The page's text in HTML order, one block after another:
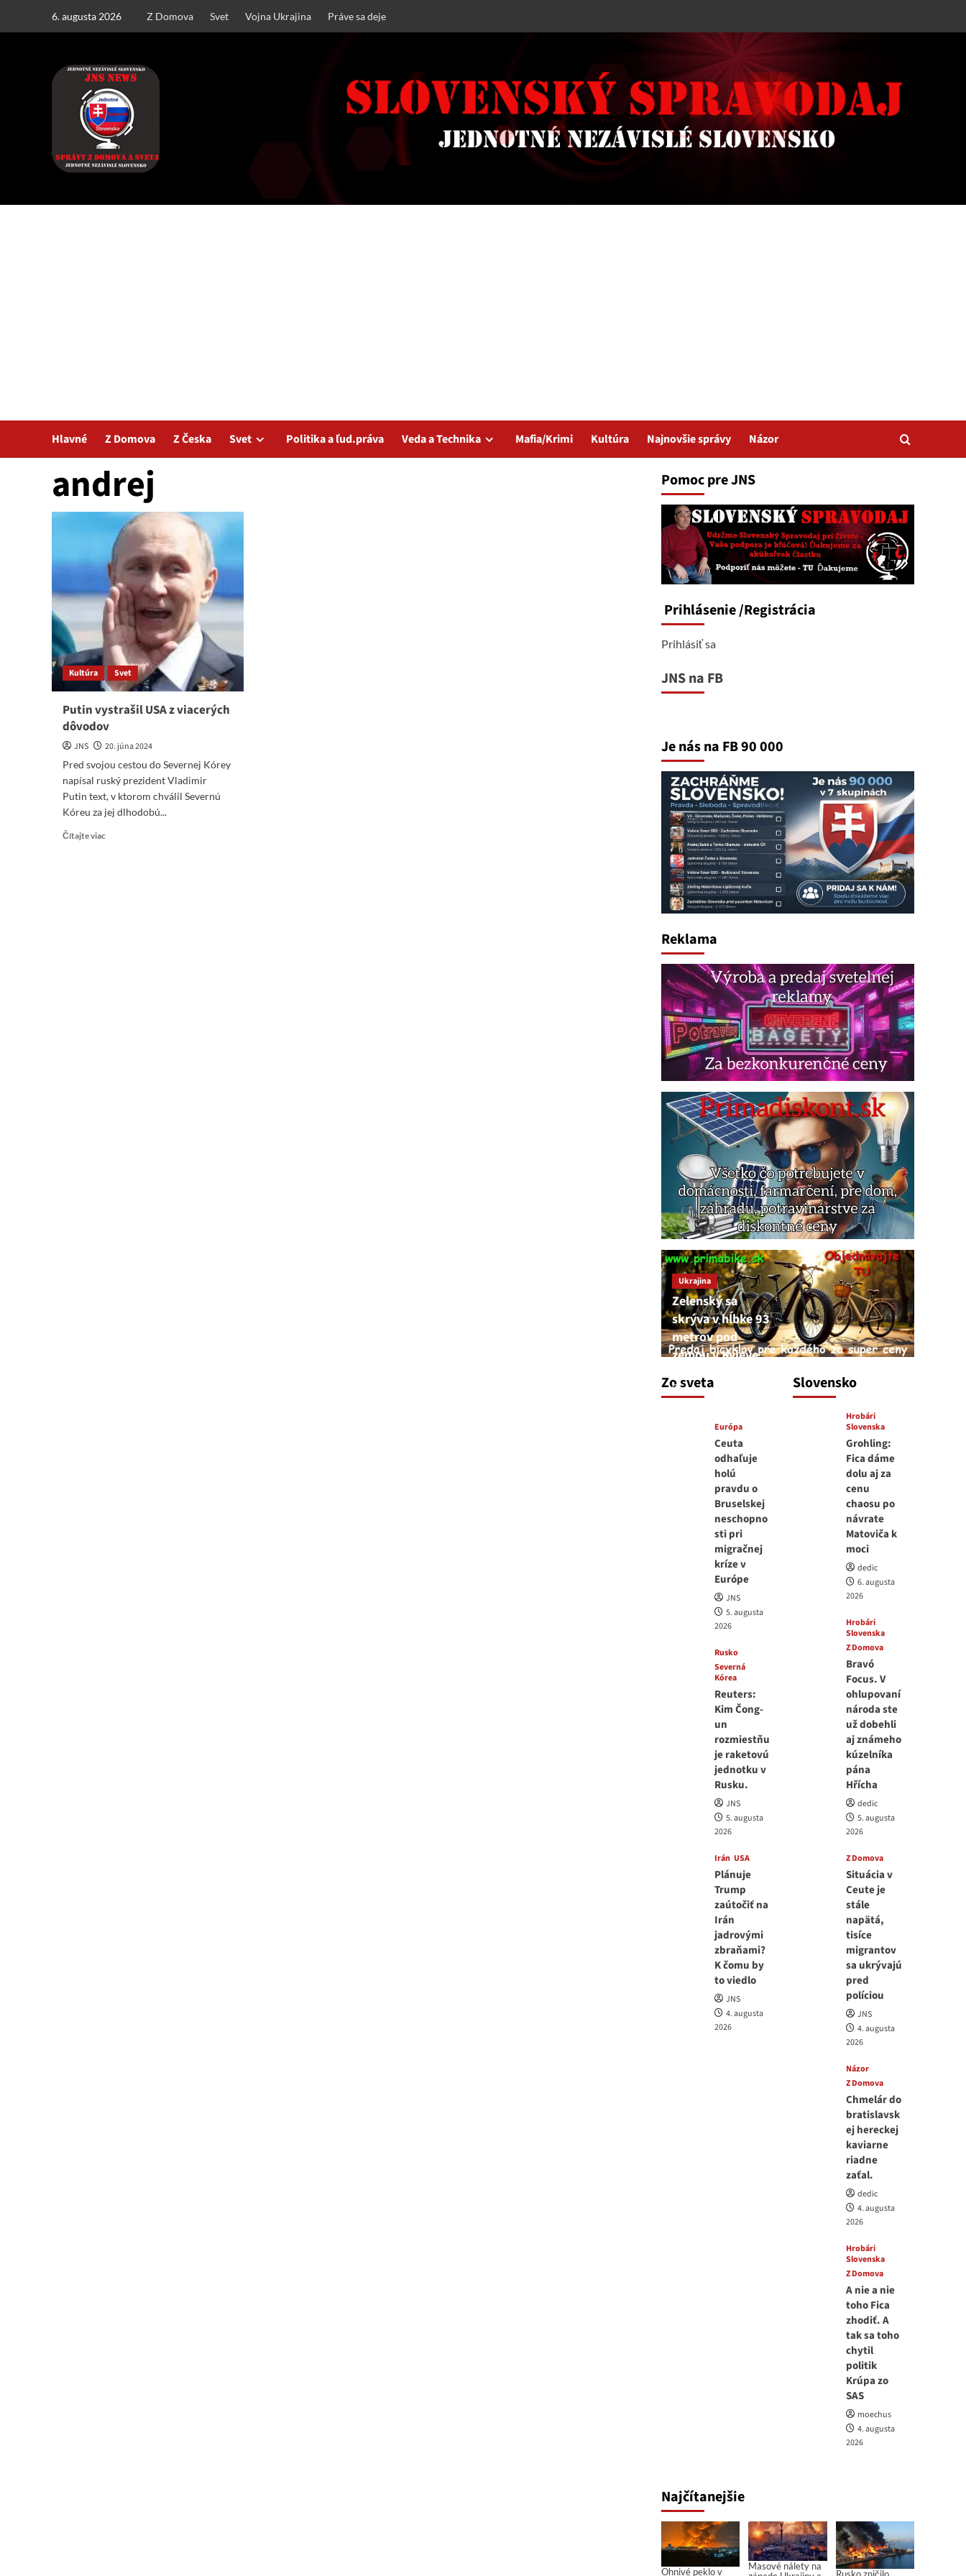
6. augusta 2026 Z Domova Svet Vojna Ukrajina Práve sa deje
Hlavné Z Domova Z Česka Svet Politika a ľud.práva Veda a Technika Mafia/Krimi Kultúra Najnovšie správy Názor
andrej
Kultúra Svet
Putin vystrašil USA z viacerých
dôvodov
JNS
20. júna 2024
Pred svojou cestou do Severnej Kórey
napísal ruský prezident Vladimir
Putin text, v ktorom chválil Severnú
Kóreu za jej dlhodobú...
Čítajte viac
Pomoc pre JNS
Prihlásenie/Registrácia
Prihlásiť sa
JNS na FB
Je nás na FB 90 000
Reklama
Zo sveta
Ukrajina
Zelenský sa
skrýva v hĺbke 93
metrov pod
zemou v Kyjeve
6. augusta 2026
Európa
Ceuta
odhaľuje
holú
pravdu o
Bruselskej
neschopno
sti pri
migračnej
kríze v
Európe
JNS
5. augusta
2026
Rusko
Severná
Kórea
Reuters:
Kim Čong-
un
rozmiestňu
je raketovú
jednotku v
Rusku.
JNS
5. augusta
2026
Irán USA
Plánuje
Trump
zaútočiť na
Irán
jadrovými
zbraňami?
K čomu by
to viedlo
JNS
4. augusta
2026
Slovensko
Hrobári
Slovenska
Grohling:
Fica dáme
dolu aj za
cenu
chaosu po
návrate
Matoviča k
moci
dedic
6. augusta
2026
Hrobári
Slovenska
Z Domova
Bravó
Focus. V
ohlupovaní
národa ste
už dobehli
aj známeho
kúzelníka
pána
Hřícha
dedic
5. augusta
2026
Z Domova
Situácia v
Ceute je
stále
napätá,
tisíce
migrantov
sa ukrývajú
pred
políciou
JNS
4. augusta
2026
Názor
Z Domova
Chmelár do
bratislavsk
ej hereckej
kaviarne
riadne
zaťal.
dedic
4. augusta
2026
Hrobári
Slovenska
Z Domova
A nie a nie
toho Fica
zhodiť. A
tak sa toho
chytil
politik
Krúpa zo
SAS
moechus
4. augusta
2026
Najčítanejšie
Ohnivé peklo v
Masové nálety na